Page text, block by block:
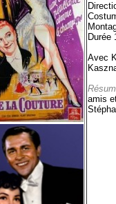
Durée
Avec
amis